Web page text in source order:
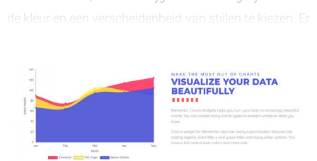
de kleur en een verscheidenheid van stijlen te kiezen. Er
iedereen kan gebruiken.